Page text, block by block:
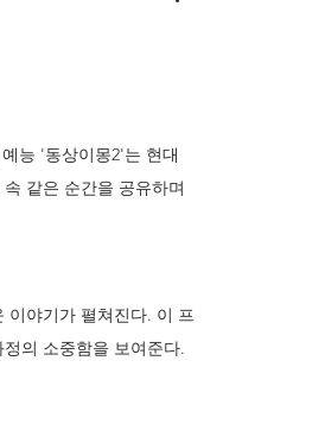
능 '동상이몽2'는 현대
같은 순간을 공유하며
이야기가 펼쳐진다. 이 프
의 소중함을 보여준다.